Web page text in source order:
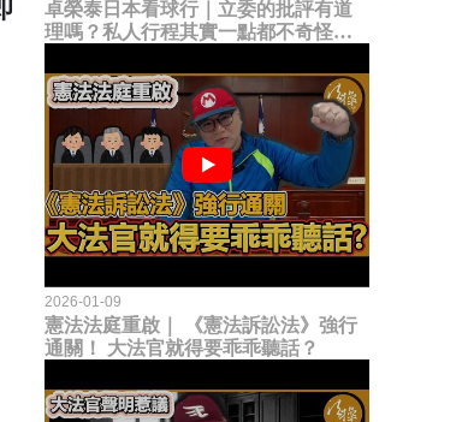
卓榮泰日本看球行｜立委的批評有道
理嗎？私人行程其實一點都不奇怪？
2026-01-09
憲法法庭重啟｜ 《憲法訴訟法》強行
通關！ 大法官就得要乖乖聽話？